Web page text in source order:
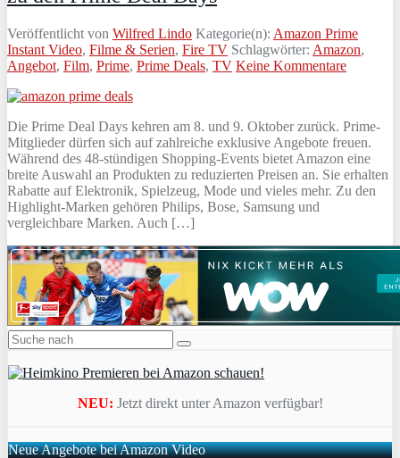
Veröffentlicht von Wilfred Lindo Kategorie(n): Amazon Prime
Instant Video, Filme & Serien, Fire TV Schlagwörter: Amazon,
Angebot, Film, Prime, Prime Deals, TV Keine Kommentare
Die Prime Deal Days kehren am 8. und 9. Oktober zurück. Prime-
Mitglieder dürfen sich auf zahlreiche exklusive Angebote freuen.
Während des 48-stündigen Shopping-Events bietet Amazon eine
breite Auswahl an Produkten zu reduzierten Preisen an. Sie erhalten
Rabatte auf Elektronik, Spielzeug, Mode und vieles mehr. Zu den
Highlight-Marken gehören Philips, Bose, Samsung und
vergleichbare Marken. Auch […]
NEU: Jetzt direkt unter Amazon verfügbar!
Neue Angebote bei Amazon Video